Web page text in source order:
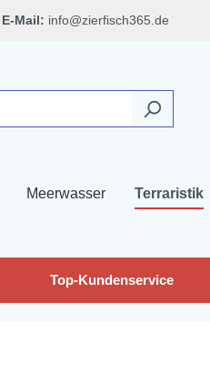
E-Mail: info@zierfisch365.de
Meerwasser Terraristik
Top-Kundenservice